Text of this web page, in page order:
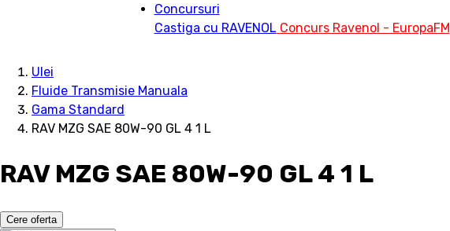
Concursuri
Castiga cu RAVENOLConcurs Ravenol - EuropaFM
Ulei
Fluide Transmisie Manuala
Gama Standard
RAV MZG SAE 80W-90 GL 4 1 L
RAV MZG SAE 80W-90 GL 4 1 L
Cere oferta